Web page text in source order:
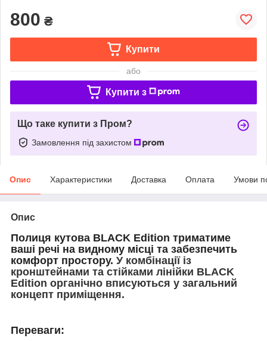
800 ₴
Купити
або
Купити з
Що таке купити з Пром?
Замовлення під захистом
Опис Характеристики Доставка Оплата Умови
Опис
Полиця кутова BLACK Edition триматиме
ваші речі на видному місці та забезпечить
комфорт простору. У комбінації із
кронштейнами та стійками лінійки BLACK
Edition органічно вписуються у загальний
концепт приміщення.
Переваги: